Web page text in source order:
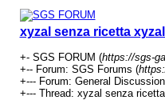
xyzal senza ricetta
+- SGS FORUM (https://sgs-
+-- Forum: SGS Forums (
+--- Forum: General
+--- Thread: xyzal senza